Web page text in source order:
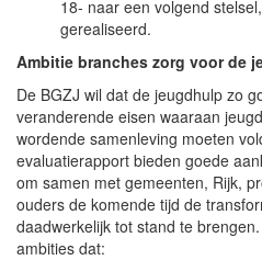
18- naar een volgend
gerealiseerd.
Ambitie branches zorg voor de
De BGZJ wil dat de jeugdhulp zo
veranderende eisen waaraan
wordende samenleving moeten
evaluatierapport bieden goede
om samen met gemeenten, Rijk,
ouders de komende tijd de
daadwerkelijk tot stand te
ambities dat: